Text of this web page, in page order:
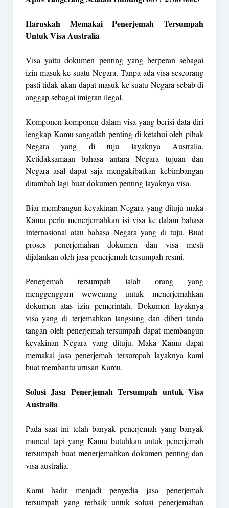
Haruskah Memakai Penerjemah Tersumpah
Untuk Visa Australia
Visa yaitu dokumen penting yang berperan sebagai
izin masuk ke suatu Negara. Tanpa ada visa seseorang
pasti tidak akan dapat masuk ke suatu Negara sebab di
anggap sebagai imigran ilegal.
Komponen-komponen dalam visa yang berisi data diri
lengkap Kamu sangatlah penting di ketahui oleh pihak
Negara yang di tuju layaknya Australia.
Ketidaksamaan bahasa antara Negara tujuan dan
Negara asal dapat saja mengakibatkan kebimbangan
ditambah lagi buat dokumen penting layaknya visa.
Biar membangun keyakinan Negara yang dituju maka
Kamu perlu menerjemahkan isi visa ke dalam bahasa
Internasional atau bahasa Negara yang di tuju. Buat
proses penerjemahan dokumen dan visa mesti
dijalankan oleh jasa penerjemah tersumpah resmi.
Penerjemah tersumpah ialah orang yang
menggenggam wewenang untuk menerjemahkan
dokumen atas izin pemerintah. Dokumen layaknya
visa yang di terjemahkan langsung dan diberi tanda
tangan oleh penerjemah tersumpah dapat membangun
keyakinan Negara yang dituju. Maka Kamu dapat
memakai jasa penerjemah tersumpah layaknya kami
buat membantu urusan Kamu.
Solusi Jasa Penerjemah Tersumpah untuk Visa
Australia
Pada saat ini telah banyak penerjemah yang banyak
muncul tapi yang Kamu butuhkan untuk penerjemah
tersumpah buat menerjemahkan dokumen penting dan
visa australia.
Kami hadir menjadi penyedia jasa penerjemah
tersumpah yang terbaik untuk solusi penerjemahan